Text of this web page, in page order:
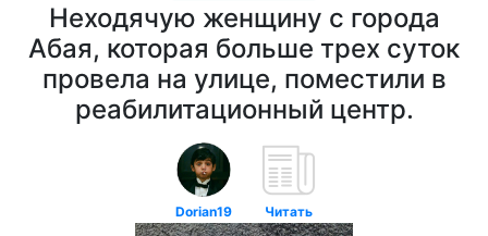
Неходячую женщину с города
Абая, которая больше трех суток
провела на улице, поместили в
реабилитационный центр.
Dorian19 Читать